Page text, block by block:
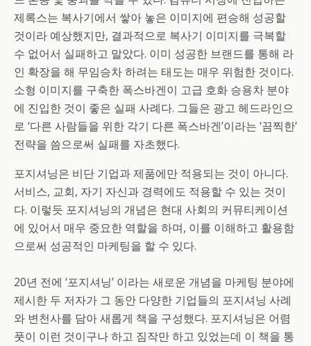
제록스는 복사기에서 쌓아 놓은 이미지에 편승해 성공할
것이라 예상했지만, 결과적으로 복사기 이미지를 극복할
수 없어서 실패하고 말았다. 이미 성공한 브랜드를 통해 라
인 확장을 해 무임승차 하려는 태도는 매우 위험한 것이다.
소형 이미지를 구축한 폭스바겐이 고급 호화 승용차 분야
에 진입한 것이 좋은 실패 사례다. 그들은 광고 헤드라인으
로 ‘다른 사람들을 위한 각기 다른 폭스바겐’이라는 ‘끔찍한’
전략을 씀으로써 실패를 자초했다.
포지셔닝은 비단 기업과 제품에만 적용되는 것이 아니다.
서비스, 교회, 자기 자신과 경력에도 적용할 수 있는 것이
다. 이렇듯 포지셔닝의 개념은 현대 사회의 커뮤티케이션
에 있어서 매우 중요한 역할을 하며, 이를 이해하고 활용함
으로써 성공적인 마케팅을 할 수 있다.
20년 전에 ‘포지셔닝’ 이라는 새로운 개념을 마케팅 분야에
제시한 두 저자가 그 동안 다양한 기업들의 포지셔닝 사례
와 변천사를 담아 새롭게 책을 구성했다. 포지셔닝은 어렴
풋이 이런 것이구나 하고 짐작만 하고 있었는데 이 책을 통